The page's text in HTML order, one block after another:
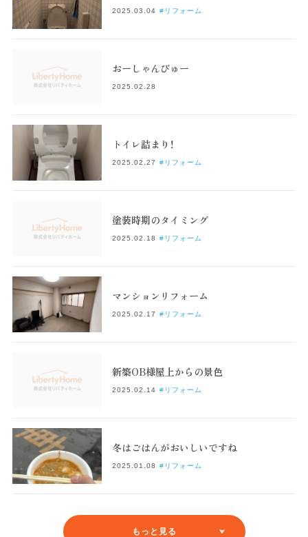
2025.03.04 #リフォーム
おーしゃんびゅー
2025.02.28
トイレ詰まり！
2025.02.27 #リフォーム
塗装時期のタイミング
2025.02.18 #リフォーム
マンションリフォーム
2025.02.17 #リフォーム
新築OB様屋上からの景色
2025.02.14 #リフォーム
冬はごはんがおいしいですね
2025.01.08 #リフォーム
もっと見る